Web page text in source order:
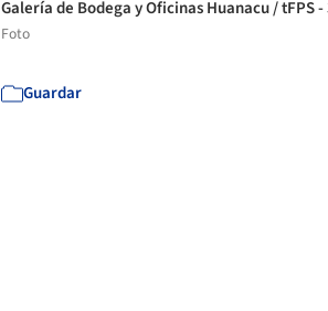
Galería de Bodega y Oficinas Huanacu / tFPS
Foto
Guardar